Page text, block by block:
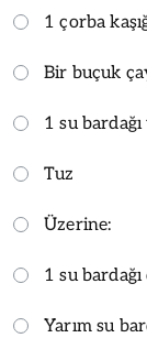
1 çorba
Bir buçuk
1 su bardağı
Tuz
Üzerine:
1 su
Yarım su